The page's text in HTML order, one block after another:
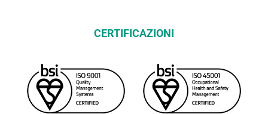
CERTIFICAZIONI